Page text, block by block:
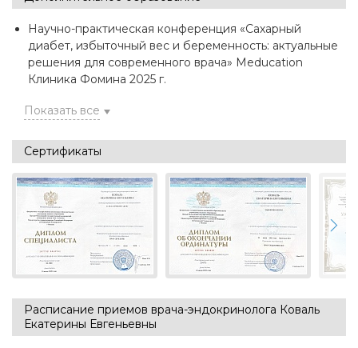
Научно-практическая конференция «Сахарный
диабет, избыточный вес и беременность: актуальные
решения для современного врача» Meducation
Клиника Фомина 2025 г.
Показать все
Сертификаты
Расписание приемов врача-эндокринолога Коваль
Екатерины Евгеньевны